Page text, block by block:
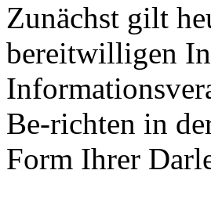
Zunächst gilt
bereitwilligen
Be-richten in
Form Ihrer